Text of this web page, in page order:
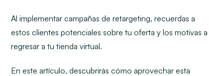
Al implementar campañas de retargeting, recuerdas a
estos clientes potenciales sobre tu oferta y los motivas a
regresar a tu tienda virtual.
En este artículo, descubrirás cómo aprovechar esta